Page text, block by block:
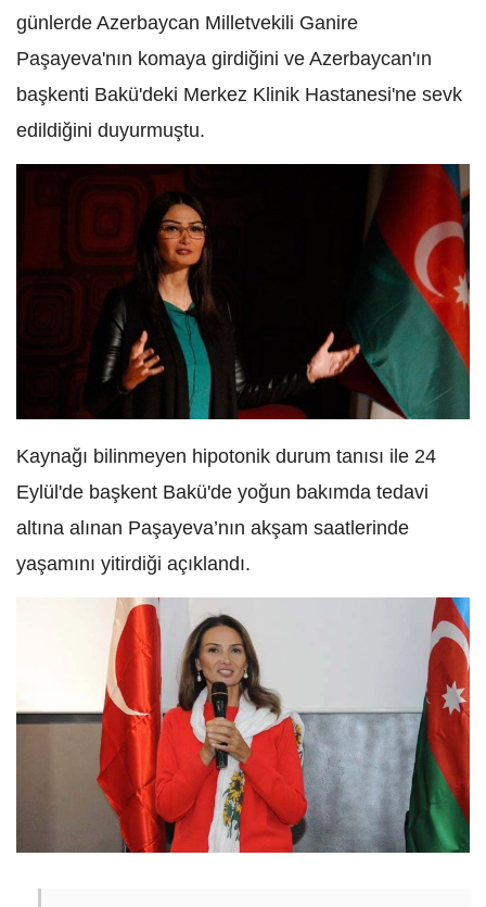
günlerde Azerbaycan Milletvekili Ganire
Paşayeva'nın komaya girdiğini ve Azerbaycan'ın
başkenti Bakü'deki Merkez Klinik Hastanesi'ne sevk
edildiğini duyurmuştu.
Kaynağı bilinmeyen hipotonik durum tanısı ile 24
Eylül'de başkent Bakü'de yoğun bakımda tedavi
altına alınan Paşayeva’nın akşam saatlerinde
yaşamını yitirdiği açıklandı.